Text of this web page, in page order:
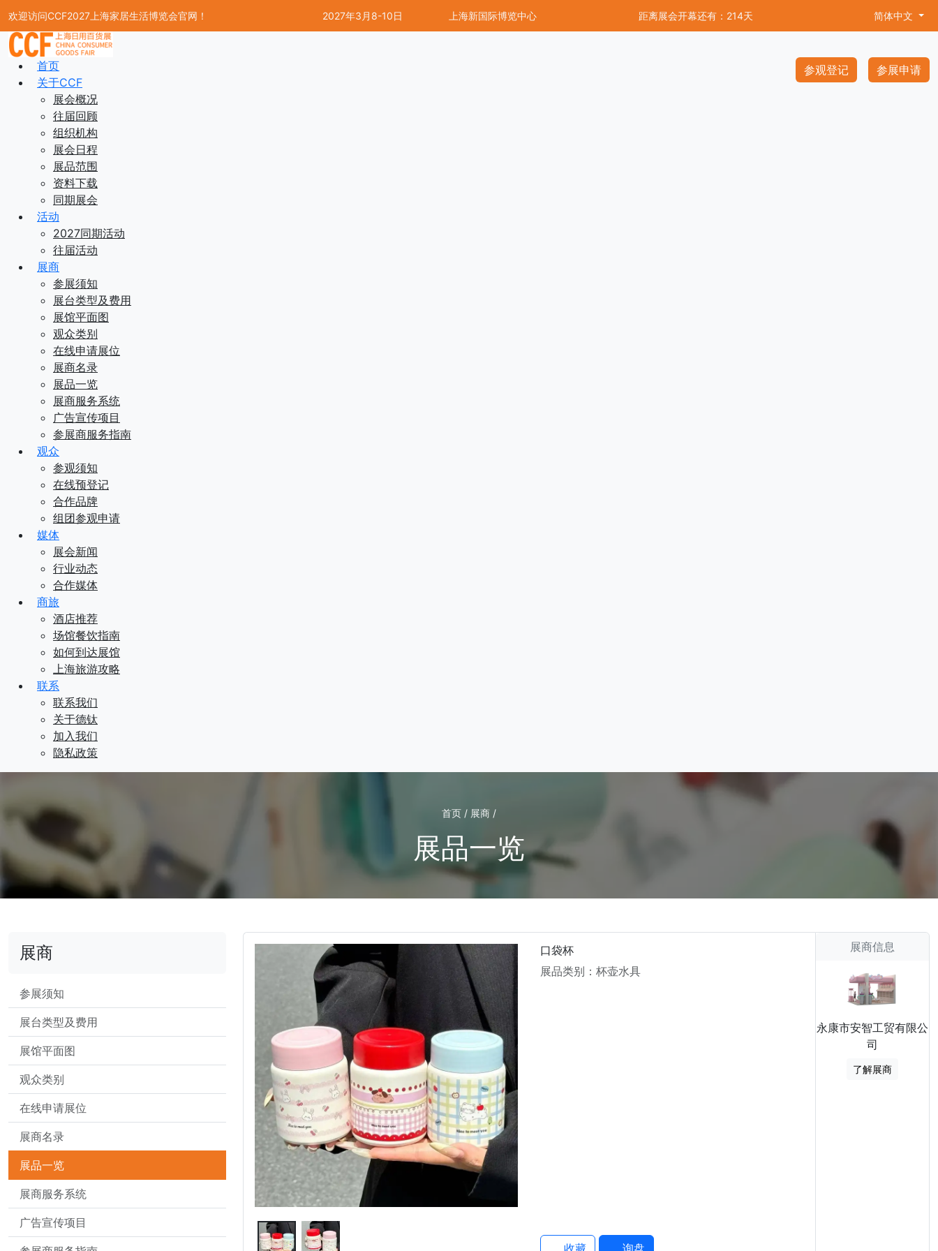
欢迎访问CCF2027上海家居生活博览会官网！ 2027年3月8-10日 上海新国际博览中心 距离展会开幕还有：214天 简体中文
参观登记 参展申请
首页
关于CCF
展会概况
往届回顾
组织机构
展会日程
展品范围
资料下载
同期展会
活动
2027同期活动
往届活动
展商
参展须知
展台类型及费用
展馆平面图
观众类别
在线申请展位
展商名录
展品一览
展商服务系统
广告宣传项目
参展商服务指南
观众
参观须知
在线预登记
合作品牌
组团参观申请
媒体
展会新闻
行业动态
合作媒体
商旅
酒店推荐
场馆餐饮指南
如何到达展馆
上海旅游攻略
联系
联系我们
关于德钛
加入我们
隐私政策
首页 / 展商 /
展品一览
展商
参展须知
展台类型及费用
展馆平面图
观众类别
在线申请展位
展商名录
展品一览
展商服务系统
广告宣传项目
口袋杯
展品类别：杯壶水具
展商信息
永康市安智工贸有限公
司
了解展商